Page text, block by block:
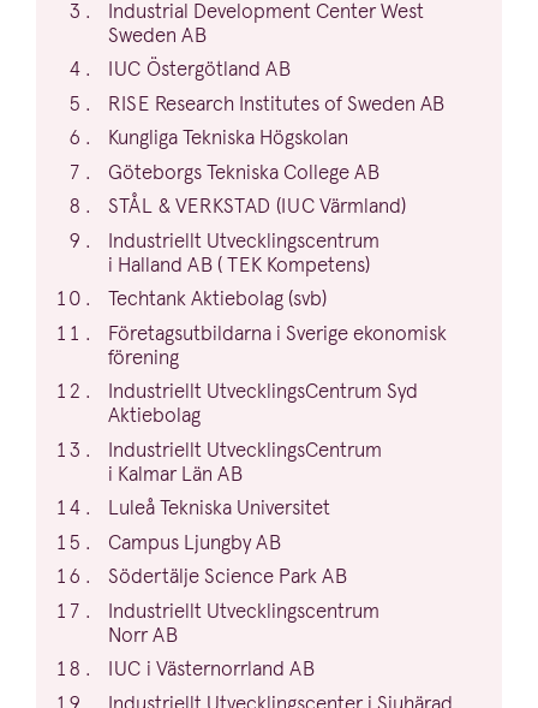
Industrial Development Center West
Sweden AB
IUC Öster­götlandAB
RISE Research Institutes of Sweden AB
Kungliga Tekniska Högskolan
Göteborgs Tekniska College AB
STÅL & VERKSTAD ( IUC Värmland)
Indust­riellt Utveck­lings­centrum
i Halland AB ( TEK Kompetens)
Techtank Aktiebolag (svb)
Företags­ut­bil­darna i Sverige ekonomisk
förening
Indust­riellt Utveck­lings­Centrum Syd
Aktiebolag
Indust­riellt Utveck­lings­Centrum
i Kalmar Län AB
Luleå Tekniska Universitet
Campus LjungbyAB
Södertälje Science Park AB
Indust­riellt Utveck­lings­centrum
Norr AB
IUC i Väster­norrlandAB